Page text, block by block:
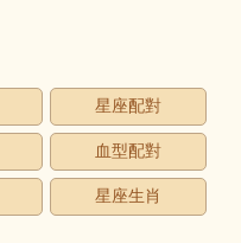
星座配對
血型配對
星座生肖